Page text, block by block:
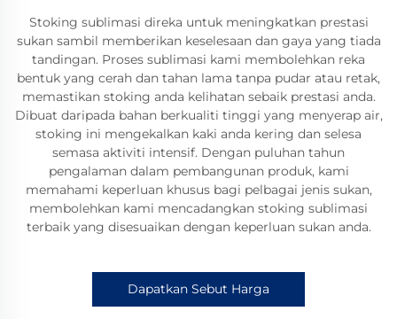
Stoking sublimasi direka untuk meningkatkan prestasi
sukan sambil memberikan keselesaan dan gaya yang tiada
tandingan. Proses sublimasi kami membolehkan reka
bentuk yang cerah dan tahan lama tanpa pudar atau retak,
memastikan stoking anda kelihatan sebaik prestasi anda.
Dibuat daripada bahan berkualiti tinggi yang menyerap air,
stoking ini mengekalkan kaki anda kering dan selesa
semasa aktiviti intensif. Dengan puluhan tahun
pengalaman dalam pembangunan produk, kami
memahami keperluan khusus bagi pelbagai jenis sukan,
membolehkan kami mencadangkan stoking sublimasi
terbaik yang disesuaikan dengan keperluan sukan anda.
Dapatkan Sebut Harga